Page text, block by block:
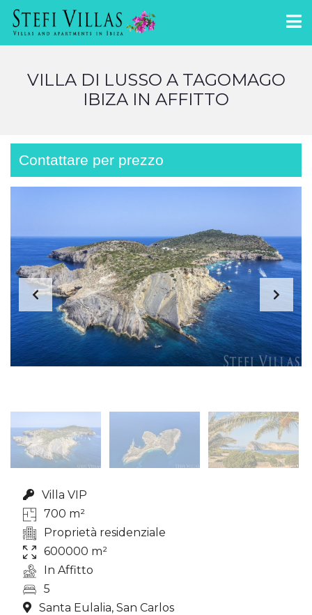
VILLA DI LUSSO A TAGOMAGO
IBIZA IN AFFITTO
Contattare per prezzo
Villa VIP
700 m²
Proprietà residenziale
600000 m²
In Affitto
5
Santa Eulalia, San Carlos